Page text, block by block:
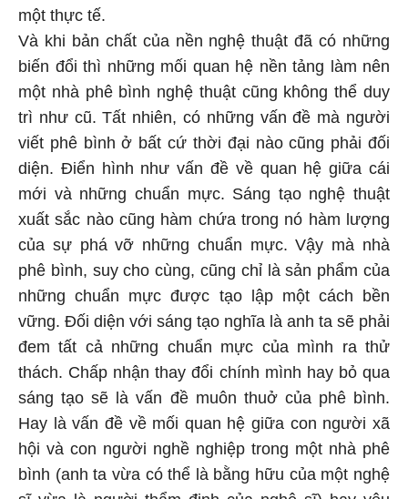
một thực tế.
Và khi bản chất của nền nghệ thuật đã có những
biến đổi thì những mối quan hệ nền tảng làm nên
một nhà phê bình nghệ thuật cũng không thể duy
trì như cũ. Tất nhiên, có những vấn đề mà người
viết phê bình ở bất cứ thời đại nào cũng phải đối
diện. Điển hình như vấn đề về quan hệ giữa cái
mới và những chuẩn mực. Sáng tạo nghệ thuật
xuất sắc nào cũng hàm chứa trong nó hàm lượng
của sự phá vỡ những chuẩn mực. Vậy mà nhà
phê bình, suy cho cùng, cũng chỉ là sản phẩm của
những chuẩn mực được tạo lập một cách bền
vững. Đối diện với sáng tạo nghĩa là anh ta sẽ phải
đem tất cả những chuẩn mực của mình ra thử
thách. Chấp nhận thay đổi chính mình hay bỏ qua
sáng tạo sẽ là vấn đề muôn thuở của phê bình.
Hay là vấn đề về mối quan hệ giữa con người xã
hội và con người nghề nghiệp trong một nhà phê
bình (anh ta vừa có thể là bằng hữu của một nghệ